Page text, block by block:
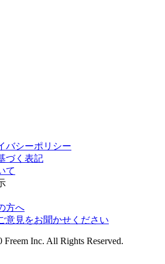
バシーポリシー
づく表記
て
方へ
意見をお聞かせください
Inc. All Rights Reserved.